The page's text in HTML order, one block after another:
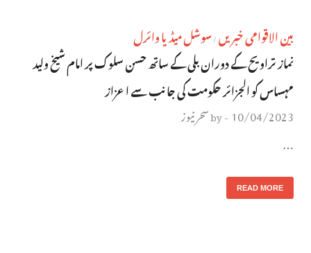
بین الاقوامی خبریں / سوشل میڈیا وائرل
نماز تراویح کے دوران بلی کے ساتھ حسن سلوک پر امام شیخ ولید
مہساس کو الجزائر حکومت کی جانب سے اعزاز
10/04/2023
-
byسحر نیوز
…
READ MORE